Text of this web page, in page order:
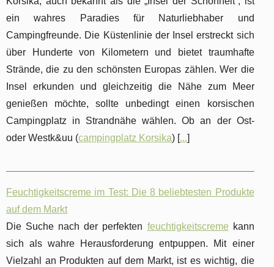
ein wahres Paradies für Naturliebhaber und
Campingfreunde. Die Küstenlinie der Insel erstreckt sich
über Hunderte von Kilometern und bietet traumhafte
Strände, die zu den schönsten Europas zählen. Wer die
Insel erkunden und gleichzeitig die Nähe zum Meer
genießen möchte, sollte unbedingt einen korsischen
Campingplatz in Strandnähe wählen. Ob an der Ost-
oder Westk&uu (campingplatz Korsika) [...]
Feuchtigkeitscreme im Test: Die 8 beliebtesten Produkte
auf dem Markt
Die Suche nach der perfekten feuchtigkeitscreme kann
sich als wahre Herausforderung entpuppen. Mit einer
Vielzahl an Produkten auf dem Markt, ist es wichtig, die